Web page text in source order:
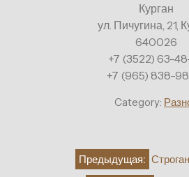
Курган
ул. Пичугина, 21,
640026
+7 (3522) 63-
+7 (965) 838-
Category:
НавигацияПредыдущая: